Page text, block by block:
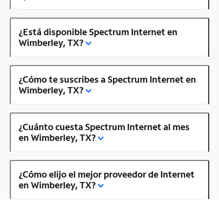
¿Está disponible Spectrum Internet en
Wimberley, TX?
¿Cómo te suscribes a Spectrum Internet en
Wimberley, TX?
¿Cuánto cuesta Spectrum Internet al mes
en Wimberley, TX?
¿Cómo elijo el mejor proveedor de Internet
en Wimberley, TX?